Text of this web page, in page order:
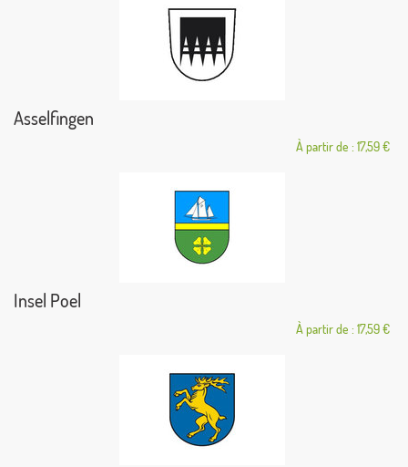
Asselfingen
À partir de : 17,59 €
Insel Poel
À partir de : 17,59 €